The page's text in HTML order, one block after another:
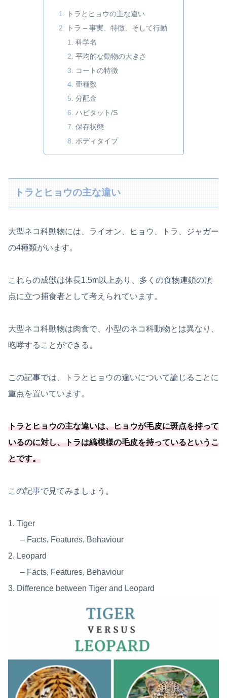
トラとヒョウの主な違い
トラ – 事実、特徴、そして行動
科学名
平均的な動物の大きさ
コートの特徴
亜種数
分配金
ハビタット/S
保存状態
ボディタイプ
トラとヒョウの主な違い
大型ネコ科動物には、ライオン、ヒョウ、トラ、ジャガー
の4種類がいます。
これらの成獣は体長1.5m以上あり、多くの食物連鎖の頂
点に立つ捕食者として考えられています。
大型ネコ科動物は肉食で、小型のネコ科動物とは異なり、
咆哮することができる。
この記事では、トラとヒョウの違いについて論じることに
重点を置いています。
トラとヒョウの主な違いは、ヒョウが毛皮に斑点を持って
いるのに対し、トラは縞模様の毛皮を持っているというこ
とです。
この記事で見てみましょう。
1. Tiger
– Facts, Features, Behaviour
2. Leopard
– Facts, Features, Behaviour
3. Difference between Tiger and Leopard